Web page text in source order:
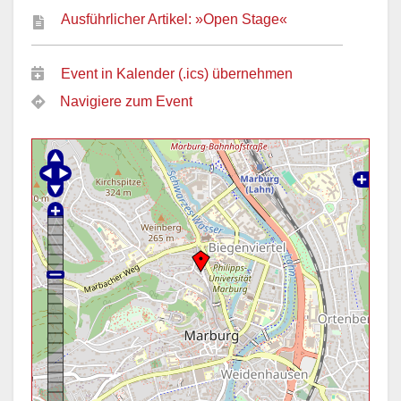
Ausführlicher Artikel: »Open Stage«
Event in Kalender (.ics) übernehmen
Navigiere zum Event